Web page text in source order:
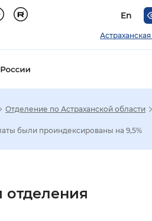
En
отображения
Увеличенный
Отделение по Астраханской области
были проиндексированы на 9,5%
отделения